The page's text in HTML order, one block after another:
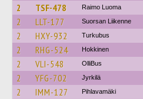
2 TSF-478 Raimo Luoma
2 LLT-177 Suorsan Liikenne
2 HXY-932 Turkubus
2 RHG-524 Hokkinen
2 VLI-548 OlliBus
2 YFG-702 Jyrkilä
2 IMM-127 Pihlavamäki